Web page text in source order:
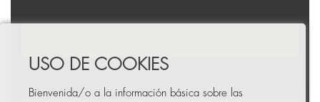
USO DE COOKIES
Bienvenida/o a la información básica sobre las